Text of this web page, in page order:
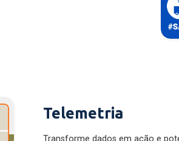
Telemetria
Transforme dados em ação e